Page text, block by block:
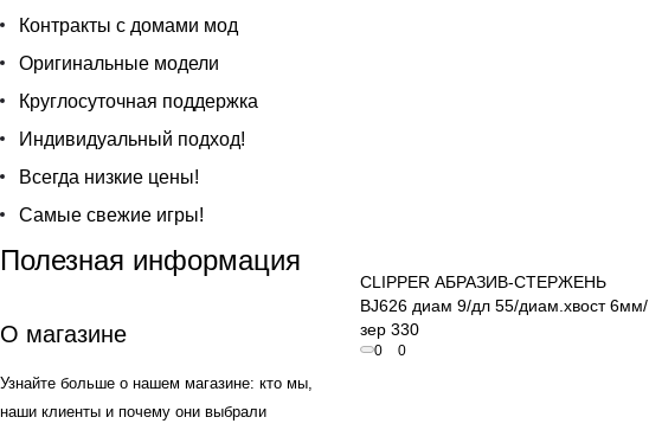
CLIPPER АБРАЗИВ-СТЕРЖЕНЬ
BJ626 диам 9/дл 55/диам.хвост 6мм/
зер 330
0 0
Контракты с домами мод
Оригинальные модели
Круглосуточная поддержка
Индивидуальный подход!
Всегда низкие цены!
Самые свежие игры!
Полезная информация
О магазине
Узнайте больше о нашем магазине: кто мы,
наши клиенты и почему они выбрали